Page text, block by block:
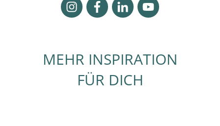
MEHR INSPIRATION
FÜR DICH